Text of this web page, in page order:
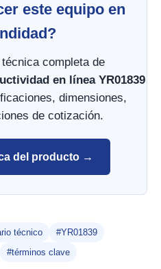
este equipo en
completa de
en línea YR01839
dimensiones,
de cotización.
del producto →
técnico
#YR01839
#términos clave